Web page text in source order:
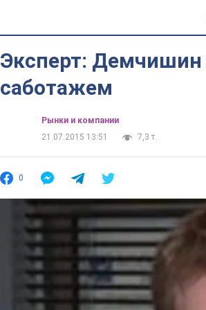
Эксперт:
саботажем
Рынки и компании
21.07.2015 13:51
7,3 т.
0